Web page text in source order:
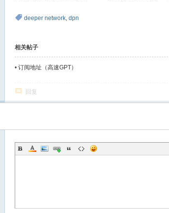
deeper network,dpn
相关帖子
•订阅地址（高速GPT）
回复